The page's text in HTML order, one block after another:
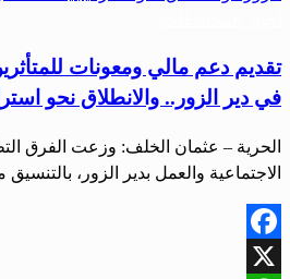
تقديم دعم مالي ومعونات
في دير الزور.. والانطلاق نحو
الحرية – عثمان الخلف: وزعت الفرق
الاجتماعية والعمل بدير الزور،
Facebook